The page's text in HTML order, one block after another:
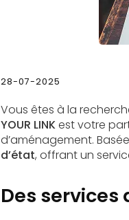
28-07-2025
Vous êtes à la
YOUR LINKest votre
d’aménagement.
d’état, offrant un
Des